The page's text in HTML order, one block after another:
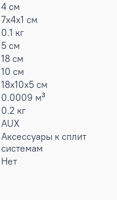
4 см
7x4x1 см
0.1 кг
5 см
18 см
10 см
18x10x5 см
0.0009 м³
0.2 кг
AUX
Аксессуары к сплит
системам
Нет